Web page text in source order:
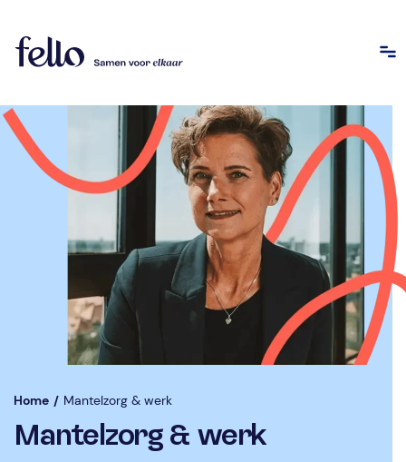
Home / Mantelzorg & werk
Mantelzorg & werk